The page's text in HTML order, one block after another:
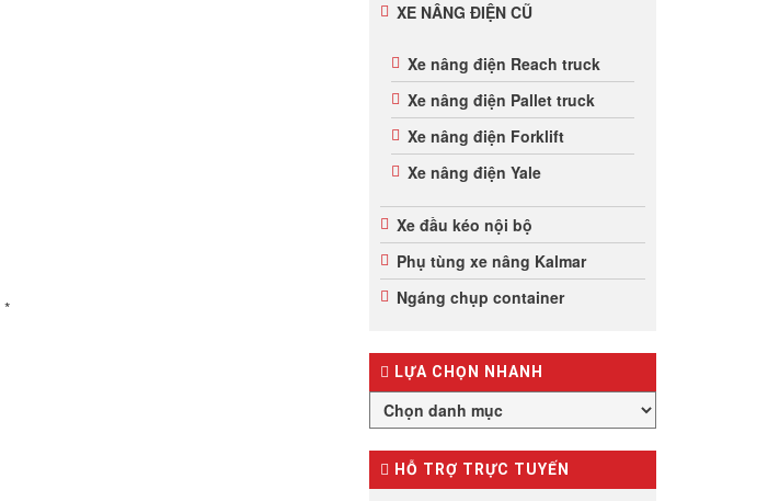
*
XE NÂNG ĐIỆN CŨ
Xe nâng điện Reach truck
Xe nâng điện Pallet truck
Xe nâng điện Forklift
Xe nâng điện Yale
Xe đầu kéo nội bộ
Phụ tùng xe nâng Kalmar
Ngáng chụp container
LỰA CHỌN NHANH
HỖ TRỢ TRỰC TUYẾN